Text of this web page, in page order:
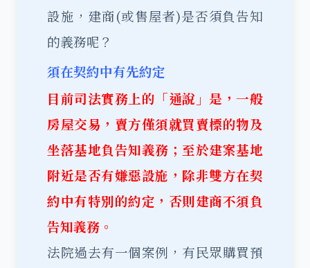
設施，建商(或售屋者)是否須負告知
的義務呢？
須在契約中有先約定
目前司法實務上的「通說」是，一般
房屋交易，賣方僅須就買賣標的物及
坐落基地負告知義務；至於建案基地
附近是否有嫌惡設施，除非雙方在契
約中有特別的約定，否則建商不須負
告知義務。
法院過去有一個案例，有民眾購買預